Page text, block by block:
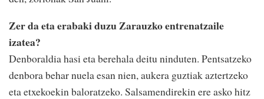
Zer da eta erabaki duzu Zarauzko entrenatzaile
izatea?
Denboraldia hasi eta berehala deitu ninduten. Pentsatzeko
denbora behar nuela esan nien, aukera guztiak aztertzeko
eta etxekoekin baloratzeko. Salsamendirekin ere asko hitz